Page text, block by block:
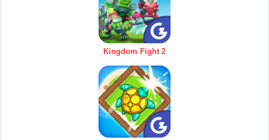
Kingdom Fight 2